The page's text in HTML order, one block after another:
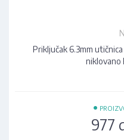
Priključak 6.3mm
niklovano
•
977